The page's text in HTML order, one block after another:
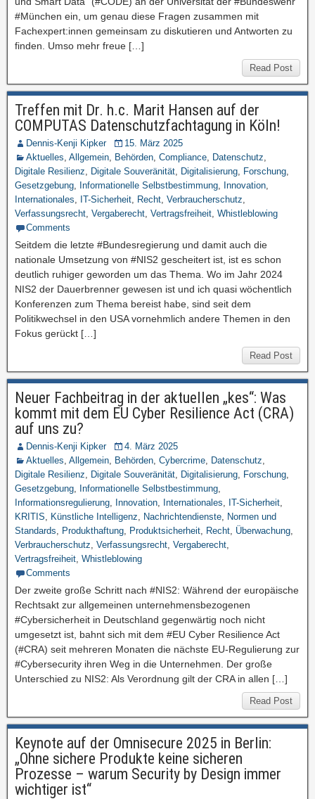
#München ein, um genau diese Fragen zusammen mit
Fachexpert:innen gemeinsam zu diskutieren und Antworten zu
finden. Umso mehr freue […]
Read Post
Treffen mit Dr. h.c. Marit Hansen auf der
COMPUTAS Datenschutzfachtagung in Köln!
Dennis-Kenji Kipker
15. März 2025
Aktuelles, Allgemein, Behörden, Compliance, Datenschutz,
Digitale Resilienz, Digitale Souveränität, Digitalisierung, Forschung,
Gesetzgebung, Informationelle Selbstbestimmung, Innovation,
Internationales, IT-Sicherheit, Recht, Verbraucherschutz,
Verfassungsrecht, Vergaberecht, Vertragsfreiheit, Whistleblowing
Comments
Seitdem die letzte #Bundesregierung und damit auch die
nationale Umsetzung von #NIS2 gescheitert ist, ist es schon
deutlich ruhiger geworden um das Thema. Wo im Jahr 2024
NIS2 der Dauerbrenner gewesen ist und ich quasi wöchentlich
Konferenzen zum Thema bereist habe, sind seit dem
Politikwechsel in den USA vornehmlich andere Themen in den
Fokus gerückt […]
Read Post
Neuer Fachbeitrag in der aktuellen „kes“: Was
kommt mit dem EU Cyber Resilience Act (CRA)
auf uns zu?
Dennis-Kenji Kipker
4. März 2025
Aktuelles, Allgemein, Behörden, Cybercrime, Datenschutz,
Digitale Resilienz, Digitale Souveränität, Digitalisierung, Forschung,
Gesetzgebung, Informationelle Selbstbestimmung,
Informationsregulierung, Innovation, Internationales, IT-Sicherheit,
KRITIS, Künstliche Intelligenz, Nachrichtendienste, Normen und
Standards, Produkthaftung, Produktsicherheit, Recht, Überwachung,
Verbraucherschutz, Verfassungsrecht, Vergaberecht,
Vertragsfreiheit, Whistleblowing
Comments
Der zweite große Schritt nach #NIS2: Während der europäische
Rechtsakt zur allgemeinen unternehmensbezogenen
#Cybersicherheit in Deutschland gegenwärtig noch nicht
umgesetzt ist, bahnt sich mit dem #EU Cyber Resilience Act
(#CRA) seit mehreren Monaten die nächste EU-Regulierung zur
#Cybersecurity ihren Weg in die Unternehmen. Der große
Unterschied zu NIS2: Als Verordnung gilt der CRA in allen […]
Read Post
Keynote auf der Omnisecure 2025 in Berlin:
„Ohne sichere Produkte keine sicheren
Prozesse – warum Security by Design immer
wichtiger ist“